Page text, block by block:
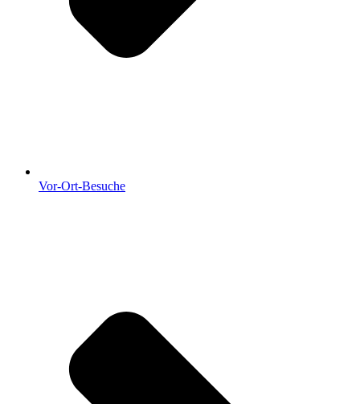
Vor-Ort-Besuche